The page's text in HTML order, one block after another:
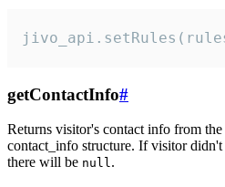
getContactInfo#
Returns visitor's contact info from the
contact_info structure. If visitor
there will be null.